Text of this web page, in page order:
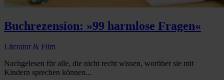
Buchrezension: »99 harmlose Fragen«
Literatur & Film
Nachgelesen für alle, die nicht recht wissen, worüber sie mit
Kindern sprechen können...